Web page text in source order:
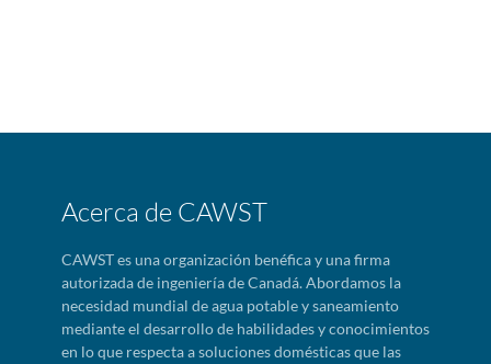
Acerca de CAWST
CAWST es una organización benéfica y una firma
autorizada de ingeniería de Canadá. Abordamos la
necesidad mundial de agua potable y saneamiento
mediante el desarrollo de habilidades y conocimientos
en lo que respecta a soluciones domésticas que las